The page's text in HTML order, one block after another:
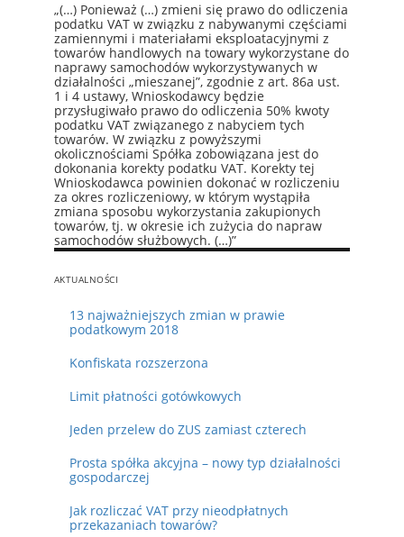
„(…) Ponieważ (…) zmieni się prawo do odliczenia
podatku VAT w związku z nabywanymi częściami
zamiennymi i materiałami eksploatacyjnymi z
towarów handlowych na towary wykorzystane do
naprawy samochodów wykorzystywanych w
działalności „mieszanej”, zgodnie z art. 86a ust.
1 i 4 ustawy, Wnioskodawcy będzie
przysługiwało prawo do odliczenia 50% kwoty
podatku VAT związanego z nabyciem tych
towarów. W związku z powyższymi
okolicznościami Spółka zobowiązana jest do
dokonania korekty podatku VAT. Korekty tej
Wnioskodawca powinien dokonać w rozliczeniu
za okres rozliczeniowy, w którym wystąpiła
zmiana sposobu wykorzystania zakupionych
towarów, tj. w okresie ich zużycia do napraw
samochodów służbowych. (…)”
AKTUALNOŚCI
13 najważniejszych zmian w prawie
podatkowym 2018
Konfiskata rozszerzona
Limit płatności gotówkowych
Jeden przelew do ZUS zamiast czterech
Prosta spółka akcyjna – nowy typ działalności
gospodarczej
Jak rozliczać VAT przy nieodpłatnych
przekazaniach towarów?